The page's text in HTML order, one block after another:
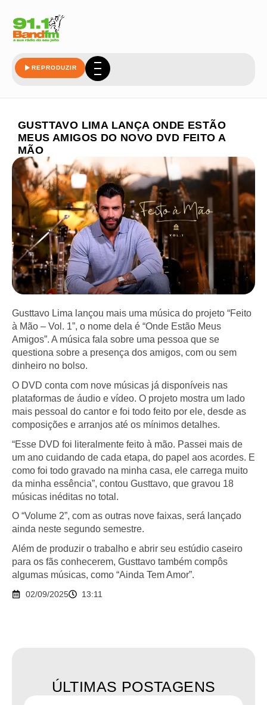
REPRODUZIR
GUSTTAVO LIMA LANÇA ONDE ESTÃO
MEUS AMIGOS DO NOVO DVD FEITO A
MÃO
Gusttavo Lima lançou mais uma música do projeto “Feito
à Mão – Vol. 1”, o nome dela é “Onde Estão Meus
Amigos”. A música fala sobre uma pessoa que se
questiona sobre a presença dos amigos, com ou sem
dinheiro no bolso.
O DVD conta com nove músicas já disponíveis nas
plataformas de áudio e vídeo. O projeto mostra um lado
mais pessoal do cantor e foi todo feito por ele, desde as
composições e arranjos até os mínimos detalhes.
“Esse DVD foi literalmente feito à mão. Passei mais de
um ano cuidando de cada etapa, do papel aos acordes. E
como foi todo gravado na minha casa, ele carrega muito
da minha essência”, contou Gusttavo, que gravou 18
músicas inéditas no total.
O “Volume 2”, com as outras nove faixas, será lançado
ainda neste segundo semestre.
Além de produzir o trabalho e abrir seu estúdio caseiro
para os fãs conhecerem, Gusttavo também compôs
algumas músicas, como “Ainda Tem Amor”.
02/09/2025 13:11
ÚLTIMAS POSTAGENS